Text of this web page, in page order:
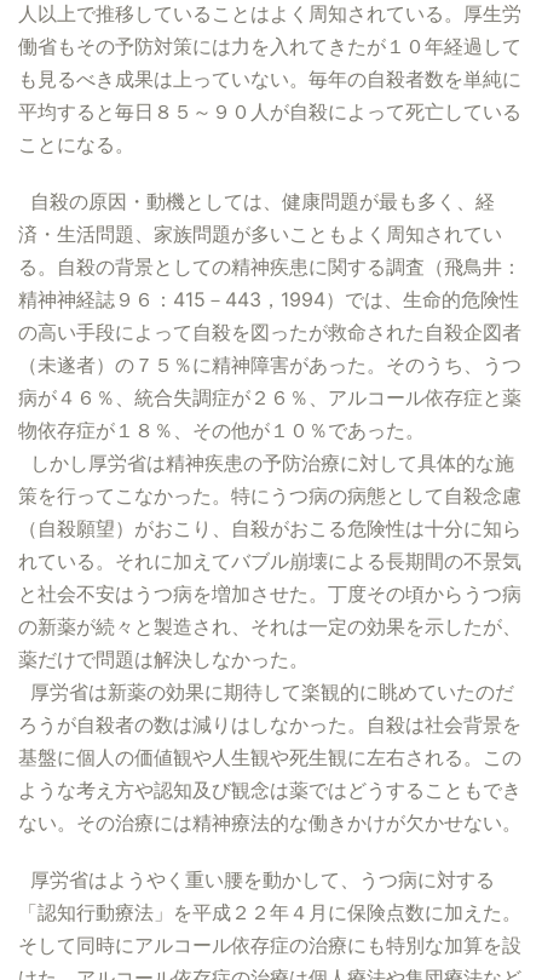
人以上で推移していることはよく周知されている。厚生労
働省もその予防対策には力を入れてきたが１０年経過して
も見るべき成果は上っていない。毎年の自殺者数を単純に
平均すると毎日８５～９０人が自殺によって死亡している
ことになる。
自殺の原因・動機としては、健康問題が最も多く、経
済・生活問題、家族問題が多いこともよく周知されてい
る。自殺の背景としての精神疾患に関する調査（飛鳥井：
精神神経誌９６：415－443，1994）では、生命的危険性
の高い手段によって自殺を図ったが救命された自殺企図者
（未遂者）の７５％に精神障害があった。そのうち、うつ
病が４６％、統合失調症が２６％、アルコール依存症と薬
物依存症が１８％、その他が１０％であった。
しかし厚労省は精神疾患の予防治療に対して具体的な施
策を行ってこなかった。特にうつ病の病態として自殺念慮
（自殺願望）がおこり、自殺がおこる危険性は十分に知ら
れている。それに加えてバブル崩壊による長期間の不景気
と社会不安はうつ病を増加させた。丁度その頃からうつ病
の新薬が続々と製造され、それは一定の効果を示したが、
薬だけで問題は解決しなかった。
厚労省は新薬の効果に期待して楽観的に眺めていたのだ
ろうが自殺者の数は減りはしなかった。自殺は社会背景を
基盤に個人の価値観や人生観や死生観に左右される。この
ような考え方や認知及び観念は薬ではどうすることもでき
ない。その治療には精神療法的な働きかけが欠かせない。
厚労省はようやく重い腰を動かして、うつ病に対する
「認知行動療法」を平成２２年４月に保険点数に加えた。
そして同時にアルコール依存症の治療にも特別な加算を設